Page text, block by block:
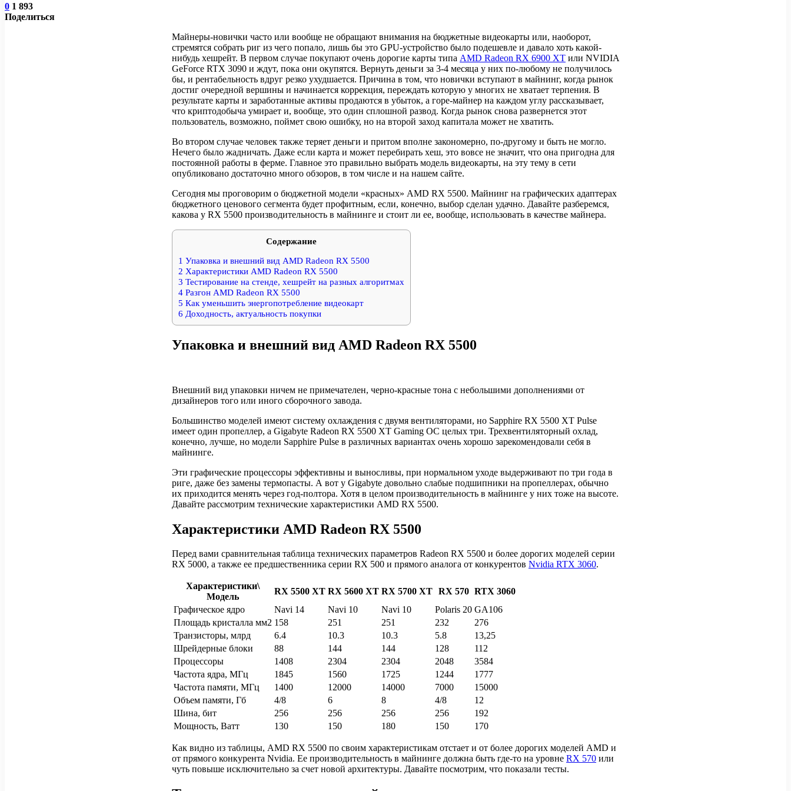
0 1 893
Поделиться
Майнеры-новички часто или вообще не обращают внимания на бюджетные видеокарты или, наоборот,
стремятся собрать риг из чего попало, лишь бы это GPU-устройство было подешевле и давало хоть какой-
нибудь хешрейт. В первом случае покупают очень дорогие карты типа AMD Radeon RX 6900 XT или NVIDIA
GeForce RTX 3090 и ждут, пока они окупятся. Вернуть деньги за 3-4 месяца у них по-любому не получилось
бы, и рентабельность вдруг резко ухудшается. Причина в том, что новички вступают в майнинг, когда рынок
достиг очередной вершины и начинается коррекция, переждать которую у многих не хватает терпения. В
результате карты и заработанные активы продаются в убыток, а горе-майнер на каждом углу рассказывает,
что криптодобыча умирает и, вообще, это один сплошной развод. Когда рынок снова развернется этот
пользователь, возможно, поймет свою ошибку, но на второй заход капитала может не хватить.
Во втором случае человек также теряет деньги и притом вполне закономерно, по-другому и быть не могло.
Нечего было жадничать. Даже если карта и может перебирать хеш, это вовсе не значит, что она пригодна для
постоянной работы в ферме. Главное это правильно выбрать модель видеокарты, на эту тему в сети
опубликовано достаточно много обзоров, в том числе и на нашем сайте.
Сегодня мы проговорим о бюджетной модели «красных» AMD RX 5500. Майнинг на графических адаптерах
бюджетного ценового сегмента будет профитным, если, конечно, выбор сделан удачно. Давайте разберемся,
какова у RX 5500 производительность в майнинге и стоит ли ее, вообще, использовать в качестве майнера.
Содержание
1 Упаковка и внешний вид AMD Radeon RX 5500
2 Характеристики AMD Radeon RX 5500
3 Тестирование на стенде, хешрейт на разных алгоритмах
4 Разгон AMD Radeon RX 5500
5 Как уменьшить энергопотребление видеокарт
6 Доходность, актуальность покупки
Упаковка и внешний вид AMD Radeon RX 5500
Внешний вид упаковки ничем не примечателен, черно-красные тона с небольшими дополнениями от
дизайнеров того или иного сборочного завода.
Большинство моделей имеют систему охлаждения с двумя вентиляторами, но Sapphire RX 5500 XT Pulse
имеет один пропеллер, а Gigabyte Radeon RX 5500 XT Gaming OC целых три. Трехвентиляторный охлад,
конечно, лучше, но модели Sapphire Pulse в различных вариантах очень хорошо зарекомендовали себя в
майнинге.
Эти графические процессоры эффективны и выносливы, при нормальном уходе выдерживают по три года в
риге, даже без замены термопасты. А вот у Gigabyte довольно слабые подшипники на пропеллерах, обычно
их приходится менять через год-полтора. Хотя в целом производительность в майнинге у них тоже на высоте.
Давайте рассмотрим технические характеристики AMD RX 5500.
Характеристики AMD Radeon RX 5500
Перед вами сравнительная таблица технических параметров Radeon RX 5500 и более дорогих моделей серии
RX 5000, а также ее предшественника серии RX 500 и прямого аналога от конкурентов Nvidia RTX 3060.
Характеристики\
Модель
RX 5500 XT RX 5600 XT RX 5700 XT RX 570 RTX 3060
Графическое ядро
Navi 14 Navi 10 Navi 10 Polaris 20 GA106
Площадь кристалла мм2 158 251 251 232
276
Транзисторы, млрд
6.4 10.3 10.3 5.8
13,25
Шрейдерные блоки
88 144 144 128
112
Процессоры
1408 2304 2304 2048
3584
Частота ядра, МГц
1845 1560 1725 1244
1777
Частота памяти, МГц
1400 12000 14000 7000
15000
Объем памяти, Гб
4/8 6 8 4/8
12
Шина, бит
256 256 256 256
192
Мощность, Ватт
130 150 180 150 170
Как видно из таблицы, AMD RX 5500 по своим характеристикам отстает и от более дорогих моделей AMD и
от прямого конкурента Nvidia. Ее производительность в майнинге должна быть где-то на уровне RX 570 или
чуть повыше исключительно за счет новой архитектуры. Давайте посмотрим, что показали тесты.